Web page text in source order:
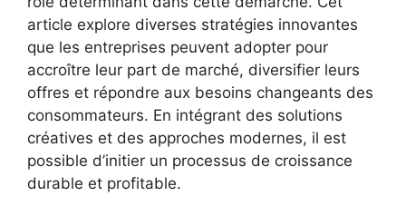
article explore diverses stratégies innovantes
que les entreprises peuvent adopter pour
accroître leur part de marché, diversifier leurs
offres et répondre aux besoins changeants des
consommateurs. En intégrant des solutions
créatives et des approches modernes, il est
possible d’initier un processus de croissance
durable et profitable.